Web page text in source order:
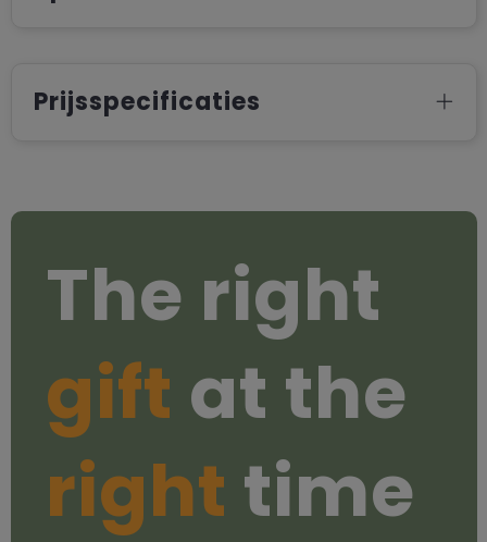
Prijsspecificaties
The right
gift at the
right time